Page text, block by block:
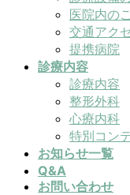
医院内の
交通アク
提携病院
診療内容
診療内容
整形外科
心療内科
特別コン
お知らせ一覧
Q&A
お問い合わせ